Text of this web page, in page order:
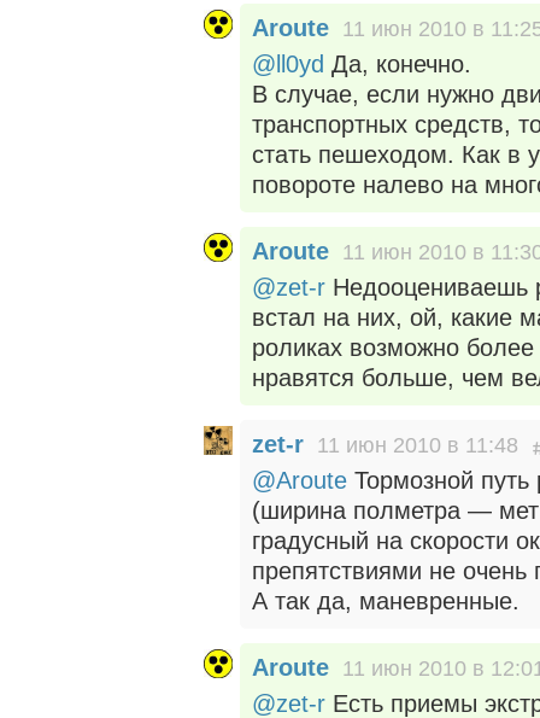
Aroute 11 июн 2010 в
@ll0yd Да, конечно.
В случае, если нужно
транспортных средств,
стать пешеходом. Как в
повороте налево на
Aroute 11 июн 2010 в
@zet-r Недооцениваешь
встал на них, ой, какие
роликах возможно
нравятся больше, чем
zet-r 11 июн 2010 в 11:48
@Aroute Тормозной путь
(ширина полметра —
градусный на скорости
препятствиями не
А так да, маневренные.
Aroute 11 июн 2010 в
@zet-r Есть приемы